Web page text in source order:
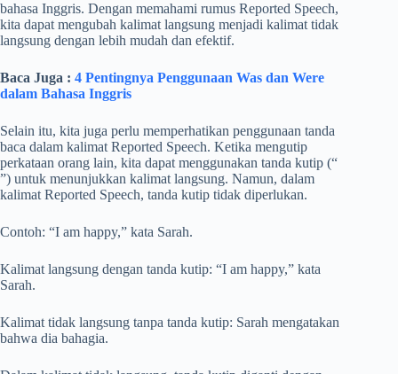
bahasa Inggris. Dengan memahami rumus Reported Speech,
kita dapat mengubah kalimat langsung menjadi kalimat tidak
langsung dengan lebih mudah dan efektif.
Baca Juga : 4 Pentingnya Penggunaan Was dan Were
dalam Bahasa Inggris
Selain itu, kita juga perlu memperhatikan penggunaan tanda
baca dalam kalimat Reported Speech. Ketika mengutip
perkataan orang lain, kita dapat menggunakan tanda kutip (“
”) untuk menunjukkan kalimat langsung. Namun, dalam
kalimat Reported Speech, tanda kutip tidak diperlukan.
Contoh: “I am happy,” kata Sarah.
Kalimat langsung dengan tanda kutip: “I am happy,” kata
Sarah.
Kalimat tidak langsung tanpa tanda kutip: Sarah mengatakan
bahwa dia bahagia.